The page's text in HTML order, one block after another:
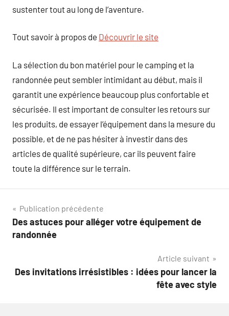
sustenter tout au long de l’aventure.
Tout savoir à propos de Découvrir le site
La sélection du bon matériel pour le camping et la
randonnée peut sembler intimidant au début, mais il
garantit une expérience beaucoup plus confortable et
sécurisée. Il est important de consulter les retours sur
les produits, de essayer l’équipement dans la mesure du
possible, et de ne pas hésiter à investir dans des
articles de qualité supérieure, car ils peuvent faire
toute la différence sur le terrain.
Navigation
de
Publication précédente
Des astuces pour alléger votre équipement de
randonnée
Article suivant
Des invitations irrésistibles : idées pour lancer la
fête avec style